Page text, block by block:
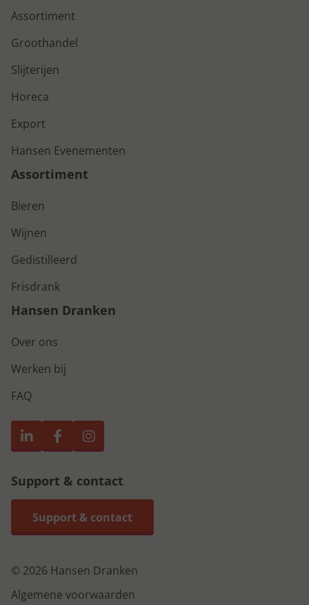
Assortiment
Groothandel
Slijterijen
Horeca
Export
Hansen Evenementen
Assortiment
Bieren
Wijnen
Gedistilleerd
Frisdrank
Hansen Dranken
Over ons
Werken bij
FAQ
Support & contact
Support & contact
© 2026 Hansen Dranken
Algemene voorwaarden